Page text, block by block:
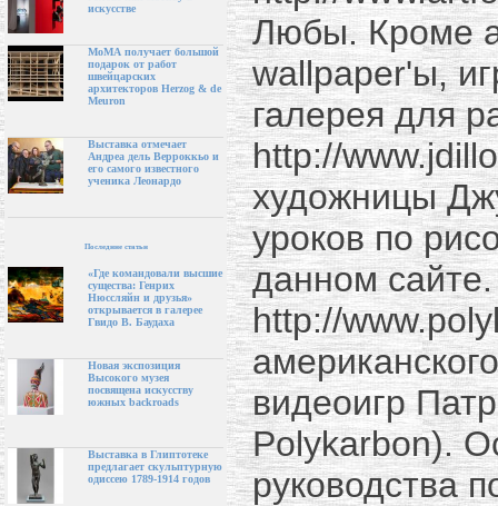
искусстве
МоМА получает большой
подарок от работ
швейцарских
архитекторов Herzog & de
Meuron
Выставка отмечает
Андреа дель Верроккьо и
его самого известного
ученика Леонардо
Последние статьи
«Где командовали высшие
существа: Генрих
Нюссляйн и друзья»
открывается в галерее
Гвидо В. Баудаха
Новая экспозиция
Высокого музея
посвящена искусству
южных backroads
Выставка в Глиптотеке
предлагает скульптурную
одиссею 1789-1914 годов
Любы. Кроме
wallpaper'ы,
галерея для
http://
художницы
уроков по
данном
http://
видеоигр
Polykarbon).
руководства